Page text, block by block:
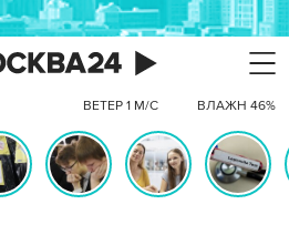
ВЕТЕР 1 М/С ВЛАЖН 46%